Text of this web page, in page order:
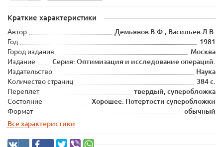
Краткие характеристики
Автор
Демьянов В.Ф., Васильев Л.В.
Год
1981
Город издания
Москва
Издание
Серия: Оптимизация и исследование операций.
Издательство
Наука
Количество страниц
384 с.
Переплет
твердый, суперобложка
Состояние
Хорошее. Потертости суперобложки
Формат
обычный
Все характеристики